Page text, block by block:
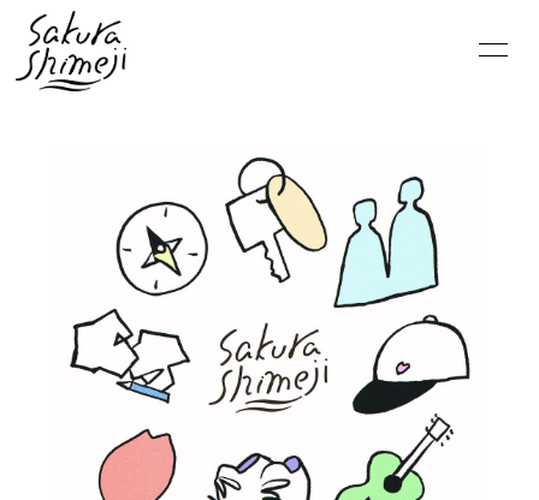
PROFILE
VIDEO
DISCOGRAPHY
MOVIE
PHOTO
RADIO
6st lounge
NOTE
CONTACT